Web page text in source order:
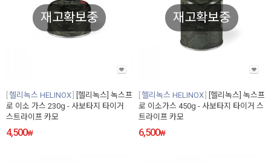
재고확보중
헬리녹스 HELINOX
[헬리녹스] 녹스프
로 이소 가스 230g - 사보타지 타이거
스트라이프 카모
4,500₩
재고확보중
헬리녹스 HELINOX
[헬리녹스] 녹스프
로 이소가스 450g - 사보타지 타이거 스
트라이프 카모
6,500₩